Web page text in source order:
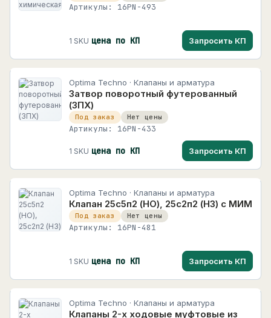
Преобразователи частоты
Приборы для индикации и управления
задвижками
Программируемые логические контроллеры 11
Программируемые реле
Программируемые устройства
Программное обеспечение, устройства
Силовые и коммутационные устройства
+ Автоматизация и управление
+ КИП и измерение
+ Датчики
+ Приводы, двигатели и движение
Силовая электроника и электропитание 188
+ Низковольтная аппаратура
+ Шкафы, щитовое оборудование и монтаж
INVT
KINCO
3 карточек
KIPPRIBOR
767 карточек
MEYERTEC
1379 карточек
OWEN
Optima Techno
Optima Techno
21 карточек
PROMODEM
PROMODEM
138 карточек
Schneider Electric
13 карточек
Артикулы: 16PN-493
1 SKU цена по КП Запросить КП
Optima Techno · Клапаны и арматура
Затвор поворотный футерованный
(ЗПХ)
Под заказ Нет цены
Артикулы: 16PN-433
1 SKU цена по КП Запросить КП
Optima Techno · Клапаны и арматура
Клапан 25с5п2 (НО), 25с2п2 (НЗ) с МИМ
Под заказ Нет цены
Артикулы: 16PN-481
1 SKU цена по КП Запросить КП
Optima Techno · Клапаны и арматура
Клапаны 2-х ходовые муфтовые из